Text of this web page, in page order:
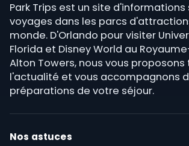
Park Trips est un site d'informations
voyages dans les parcs
monde. D'Orlando pour visiter
Florida et Disney World au
Alton Towers, nous vous
l'actualité et vous accompagnons
préparations de votre séjour.
Nos astuces